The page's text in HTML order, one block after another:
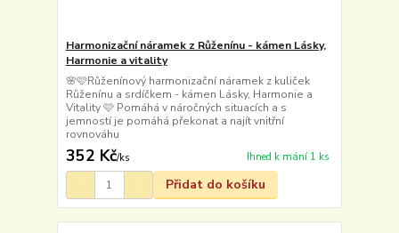
Harmonizační náramek z Růženínu - kámen Lásky,
Harmonie a vitality
🌸🩷Růženínový harmonizační náramek z kuliček
Růženínu a srdíčkem - kámen Lásky, Harmonie a
Vitality 🩷 Pomáhá v náročných situacích a s
jemností je pomáhá překonat a najít vnitřní
rovnováhu
352 Kč/ks Ihned k mání 1 ks
Přidat do košíku